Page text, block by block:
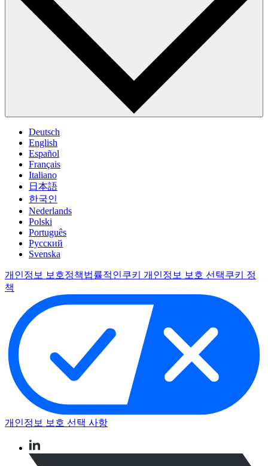
Deutsch
English
Español
Français
Italiano
日本語
한국인
Nederlands
Polski
Português
Pусский
Svenska
개인정보 보호정책법률적인쿠키 개인정보 보호 선택쿠키 정
책
개인정보 보호 선택 사항